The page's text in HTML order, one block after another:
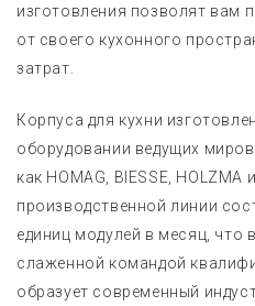
изготовления позволят вам
от своего кухонного
затрат.
Корпуса для кухни
оборудовании ведущих
как HOMAG, BIESSE,
производственной линии
единиц модулей в месяц, что
слаженной командой
образует современный